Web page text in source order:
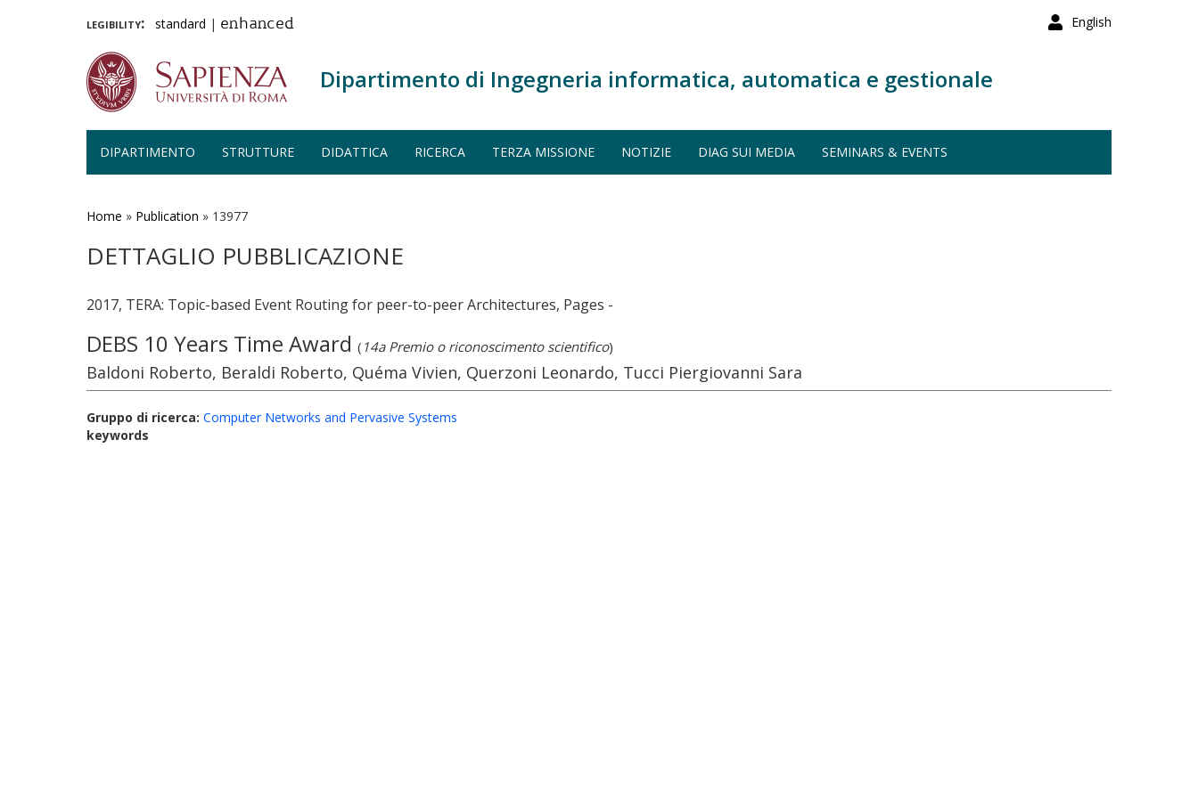
English
legibility: standard | enhanced
Dipartimento di Ingegneria informatica, automatica e gestionale
DIPARTIMENTO STRUTTURE DIDATTICA RICERCA TERZA MISSIONE NOTIZIE DIAG SUI MEDIA SEMINARS & EVENTS
Home » Publication » 13977
DETTAGLIO PUBBLICAZIONE
2017, TERA: Topic-based Event Routing for peer-to-peer Architectures, Pages -
DEBS 10 Years Time Award ( 14a Premio o riconoscimento scientifico)
Baldoni Roberto, Beraldi Roberto, Quéma Vivien, Querzoni Leonardo, Tucci Piergiovanni Sara
Gruppo di ricerca: Computer Networks and Pervasive Systems
keywords